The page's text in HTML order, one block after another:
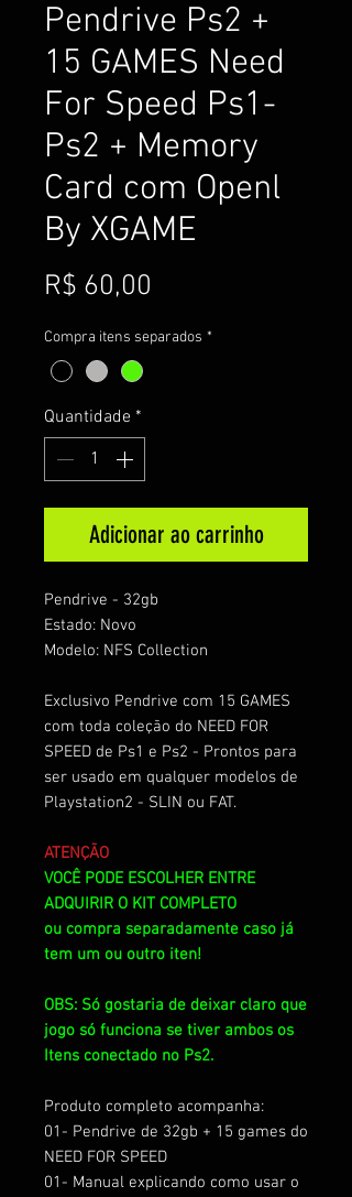
Pendrive Ps2 +
15 GAMES Need
For Speed Ps1-
Ps2 + Memory
Card com Openl
By XGAME
R$ 60,00
Compra itens separados *
Quantidade *
Adicionar ao carrinho
Pendrive - 32gb
Estado: Novo
Modelo: NFS Collection
Exclusivo Pendrive com 15 GAMES
com toda coleção do NEED FOR
SPEED de Ps1 e Ps2 - Prontos para
ser usado em qualquer modelos de
Playstation2 - SLIN ou FAT.
ATENÇÃO
VOCÊ PODE ESCOLHER ENTRE
ADQUIRIR O KIT COMPLETO
ou compra separadamente caso já
tem um ou outro iten!
OBS: Só gostaria de deixar claro que
jogo só funciona se tiver ambos os
Itens conectado no Ps2.
Produto completo acompanha:
01- Pendrive de 32gb + 15 games do
NEED FOR SPEED
01- Manual explicando como usar o